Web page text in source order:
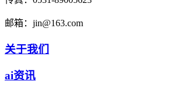
邮箱： jin@163.com
关于我们
ai资讯